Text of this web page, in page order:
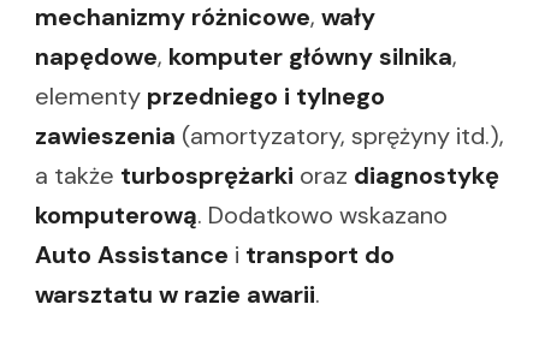
mechanizmy różnicowe, wały
napędowe, komputer główny silnika,
elementy przedniego i tylnego
zawieszenia (amortyzatory, sprężyny itd.),
a także turbosprężarki oraz diagnostykę
komputerową. Dodatkowo wskazano
Auto Assistance i transport do
warsztatu w razie awarii.